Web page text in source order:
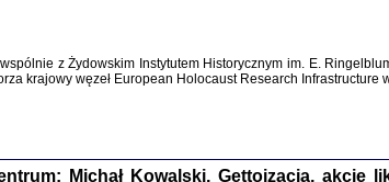
SZCZĘŚCIE JEST POSIADAĆ DOM POD
z Żydowskim Instytutem Historycznym im. E.
krajowy węzeł European Holocaust Research Infrastructure
Michał Kowalski, Gettoizacja, akcje